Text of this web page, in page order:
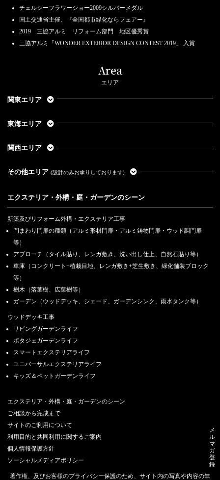
チェルシーフラワーショー2009シルバーメダル
国土交通省主催、『全国都市緑化ならフェアー』
2019 三協アルミ リフォーム部門 地区優秀賞
三協アルミ「WONDER EXTERIOR DESIGN CONTEST 2019」 入賞
Area
エリア
関東エリア
東海エリア
関西エリア
その他エリア (設計のみお承りしております)
エクステリア・外構・庭・ガーデンのシーン
新築及びリフォーム外構・エクステリア工事
門まわり門扉の種類（アルミ形材門扉・アルミ鋳物門扉・ウッド調門扉
等）
アプローチ（タイル貼り、レンガ敷き、洗い出し仕上、自然石貼り等）
車庫（コンクリート+植栽目地、レンガ敷き+芝生敷き、緑化舗装ブロック
等）
樹木（落葉樹、広葉樹等）
ガーデン（ウッドデッキ、シェード、ガーデンシンク、雨水タンク等）
ウッドデッキ工事
リビングガーデンライフ
ポタジェガーデンライフ
スマートエクステリアライフ
ユニバーサルエクステリアライフ
キッズ＆ペットガーデンライフ
エクステリア・外構・庭・ガーデンのシーン
ご相談から完成まで
サイトのご利用について
利用目的と共同利用に関するご案内
個人情報保護方針
ソーシャルメディアポリシー
著作権、及びお客様のプライバシー保護のため、サイト内の写真や内容の無
メ
ル
マ
ガ
登
録